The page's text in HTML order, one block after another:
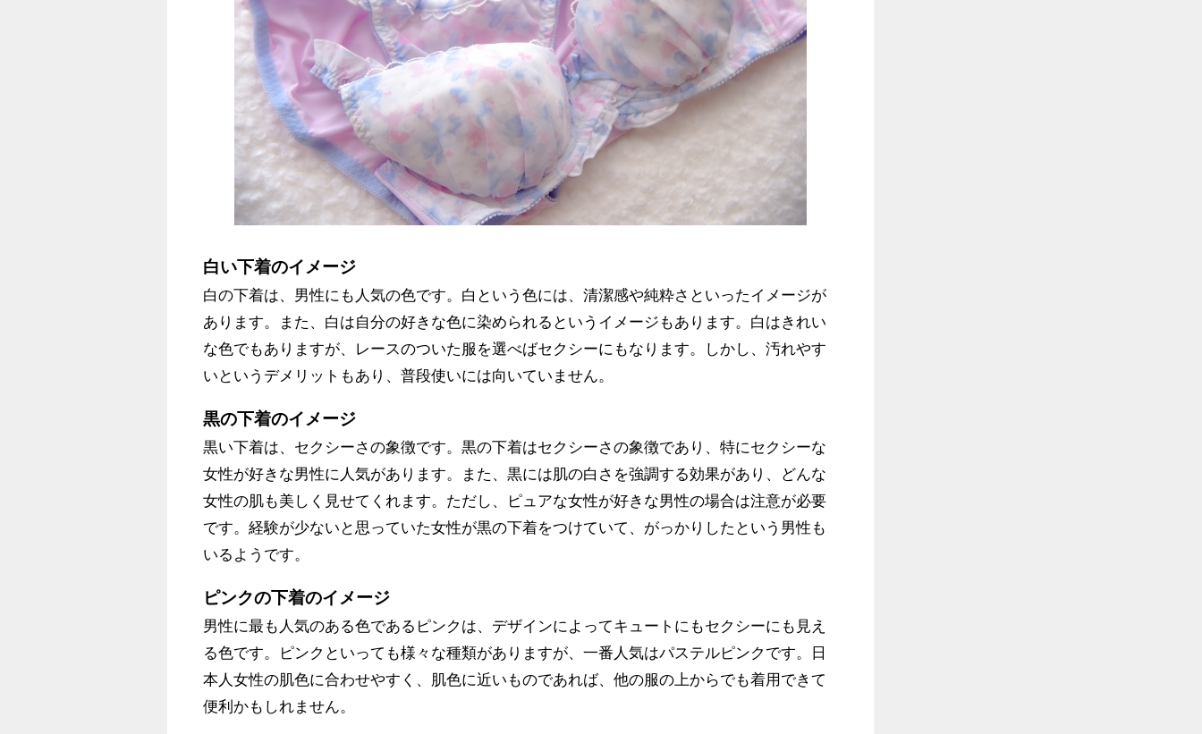
白い下着のイメージ
白の下着は、男性にも人気の色です。白という色には、清潔感や純粋さといったイメージが
あります。また、白は自分の好きな色に染められるというイメージもあります。白はきれい
な色でもありますが、レースのついた服を選べばセクシーにもなります。しかし、汚れやす
いというデメリットもあり、普段使いには向いていません。
黒の下着のイメージ
黒い下着は、セクシーさの象徴です。黒の下着はセクシーさの象徴であり、特にセクシーな
女性が好きな男性に人気があります。また、黒には肌の白さを強調する効果があり、どんな
女性の肌も美しく見せてくれます。ただし、ピュアな女性が好きな男性の場合は注意が必要
です。経験が少ないと思っていた女性が黒の下着をつけていて、がっかりしたという男性も
いるようです。
ピンクの下着のイメージ
男性に最も人気のある色であるピンクは、デザインによってキュートにもセクシーにも見え
る色です。ピンクといっても様々な種類がありますが、一番人気はパステルピンクです。日
本人女性の肌色に合わせやすく、肌色に近いものであれば、他の服の上からでも着用できて
便利かもしれません。